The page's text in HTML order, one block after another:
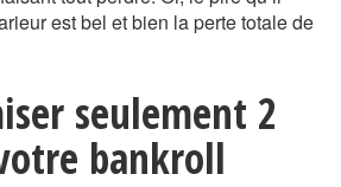
est bel et bien la perte totale de
seulement 2
bankroll